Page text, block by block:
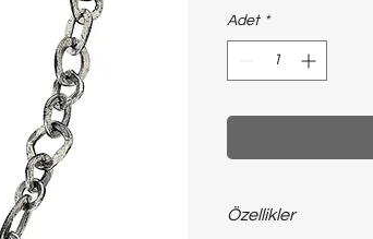
Adet *
Özellikler